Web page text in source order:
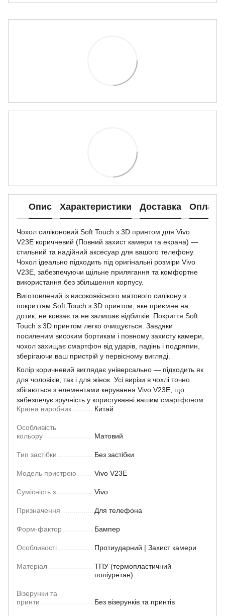
Опис Характеристики Доставка Оплата
Чохол силіконовий Soft Touch з 3D принтом для Vivo
V23E коричневий (Повний захист камери та екрана) —
стильний та надійний аксесуар для вашого телефону.
Чохол ідеально підходить під оригінальні розміри Vivo
V23E, забезпечуючи щільне прилягання та комфортне
використання без збільшення корпусу.
Виготовлений із високоякісного матового силікону з
покриттям Soft Touch з 3D принтом, яке приємне на
дотик, не ковзає та не залишає відбитків. Покриття Soft
Touch з 3D принтом легко очищується. Завдяки
посиленим високим бортикам і повному захисту камери,
чохол захищає смартфон від ударів, падінь і подряпин,
зберігаючи ваш пристрій у первісному вигляді.
Колір коричневий виглядає універсально — підходить як
для чоловіків, так і для жінок. Усі вирізи в чохлі точно
збігаються з елементами керування Vivo V23E, що
забезпечує зручність у користуванні вашим смартфоном.
Країна виробник
Китай
Особливість
кольору
Матовий
Тип застібки Без застібки
Модель пристрою Vivo V23E
Сумісність з Vivo
Призначення Для телефона
Форм-фактор Бампер
Особливості Протиударний | Захист камери
Матеріал
ТПУ (термопластичний
поліуретан)
Візерунки та
принти
Без візерунків та принтів